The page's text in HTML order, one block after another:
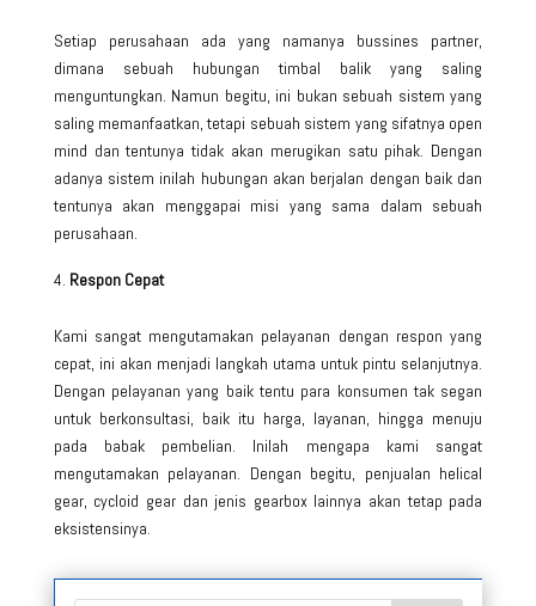
Setiap perusahaan ada yang namanya bussines partner,
dimana sebuah hubungan timbal balik yang saling
menguntungkan. Namun begitu, ini bukan sebuah sistem yang
saling memanfaatkan, tetapi sebuah sistem yang sifatnya open
mind dan tentunya tidak akan merugikan satu pihak. Dengan
adanya sistem inilah hubungan akan berjalan dengan baik dan
tentunya akan menggapai misi yang sama dalam sebuah
perusahaan.
Respon Cepat
Kami sangat mengutamakan pelayanan dengan respon yang
cepat, ini akan menjadi langkah utama untuk pintu selanjutnya.
Dengan pelayanan yang baik tentu para konsumen tak segan
untuk berkonsultasi, baik itu harga, layanan, hingga menuju
pada babak pembelian. Inilah mengapa kami sangat
mengutamakan pelayanan. Dengan begitu, penjualan helical
gear, cycloid gear dan jenis gearbox lainnya akan tetap pada
eksistensinya.